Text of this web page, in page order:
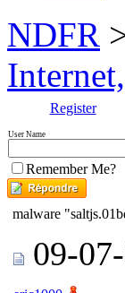
NDFR
Register
User Name
Remember Me?
malware
09-